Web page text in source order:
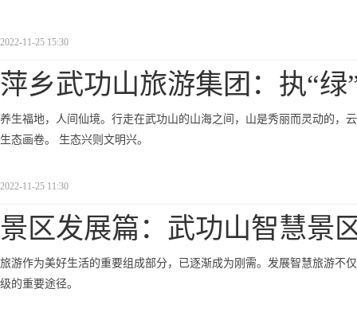
2022-11-25 15:30
萍乡武功山旅游集团：执“绿
养生福地，人间仙境。行走在武功山的山海之间，山是秀丽而灵动的，
生态画卷。 生态兴则文明兴。
2022-11-25 11:30
景区发展篇：武功山智慧景
旅游作为美好生活的重要组成部分，已逐渐成为刚需。发展智慧旅游不
级的重要途径。